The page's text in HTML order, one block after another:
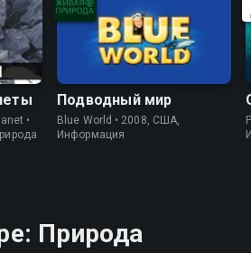
•
Подводный мир
Blue World • 2008, США,
Информация
Природа